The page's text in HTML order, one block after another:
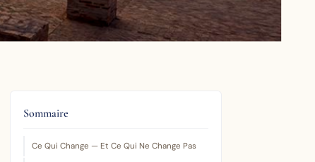
Sommaire
Ce Qui Change — Et Ce Qui Ne Change Pas